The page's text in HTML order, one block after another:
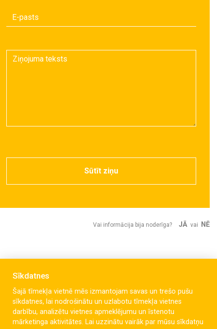
Sūtīt ziņu
Vai informācija bija noderīga? JĀ vai NĒ
Sīkdatnes
Šajā tīmekļa vietnē mēs izmantojam savas un trešo pušu
sīkdatnes, lai nodrošinātu un uzlabotu tīmekļa vietnes
darbību, analizētu vietnes apmeklējumu un īstenotu
mārketinga aktivitātes. Lai uzzinātu vairāk par mūsu sīkdatņu